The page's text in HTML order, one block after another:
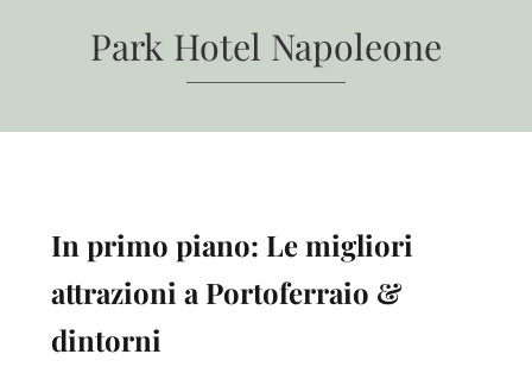
CONTATTI
Park Hotel Napoleone
In primo piano: Le migliori
attrazioni a Portoferraio &
dintorni